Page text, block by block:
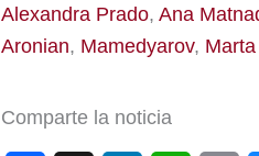
Alexandra Prado, Ana
Aronian, Mamedyarov,
Comparte la noticia